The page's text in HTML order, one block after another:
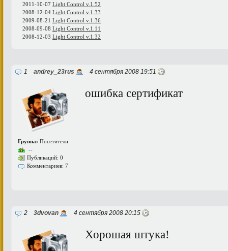
2011-10-07 Light Control v.1.52
2008-12-04 Light Control v.1.33
2009-08-21 Light Control v.1.36
2008-09-08 Light Control v.1.11
2008-12-03 Light Control v.1.32
1 andrey_23rus 4 сентября 2008 19:51
Группа: Посетители
--
Публикаций: 0
Комментариев: 7
ошибка сертификат
2 3dvovan 4 сентября 2008 20:15
Хорошая штука!